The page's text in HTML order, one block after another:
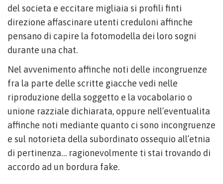
del societa e eccitare migliaia si profili finti
direzione affascinare utenti creduloni affinche
pensano di capire la fotomodella dei loro sogni
durante una chat.
Nel avvenimento affinche noti delle incongruenze
fra la parte delle scritte giacche vedi nelle
riproduzione della soggetto e la vocabolario o
unione razziale dichiarata, oppure nell’eventualita
affinche noti mediante quanto ci sono incongruenze
e sul notorieta della subordinato ossequio all’etnia
di pertinenza… ragionevolmente ti stai trovando di
accordo ad un bordura fake.